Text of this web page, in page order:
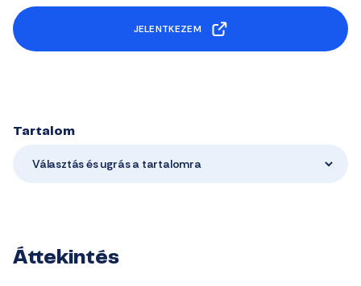
JELENTKEZEM
Tartalom
Választás és ugrás a tartalomra
Áttekintés